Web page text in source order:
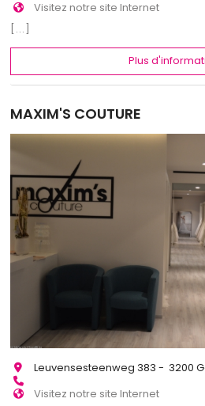
Visitez notre site Internet
[...]
Plus
MAXIM'S COUTURE
Leuvensesteenweg 383 - 3200
Visitez notre site Internet